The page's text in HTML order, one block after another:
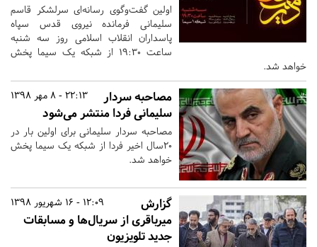
اولین گفت‌وگوی رسانه‌ای سرلشکر قاسم
سلیمانی فرمانده نیروی قدس سپاه
پاسداران انقلاب اسلامی روز سه شنبه
ساعت ۱۹:۳۰ از شبکه یک سیما پخش
خواهد شد.
22:13 - 8 مهر 1398
مصاحبه سردار
سلیمانی فردا منتشر می‌شود
مصاحبه سردار سلیمانی برای اولین بار در
۲۰سال اخیر فردا از شبکه یک سیما پخش
خواهد شد.
12:09 - 16 شهریور 1398
گزارش
میرباقری از سریال‌ها و مسابقات
جدید تلویزیون